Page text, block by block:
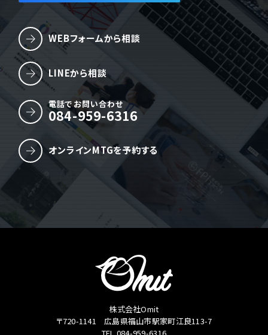
WEBフォームから相談
LINEから相談
電話でお問い合わせ
084-959-6316
オンラインMTGを予約する
株式会社Omit
〒720-1141 広島県福山市駅家町江良113-7